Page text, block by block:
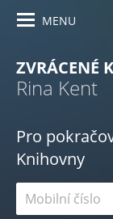
MENU
ZVRÁCENÉ
Rina Kent
Pro
Knihovny